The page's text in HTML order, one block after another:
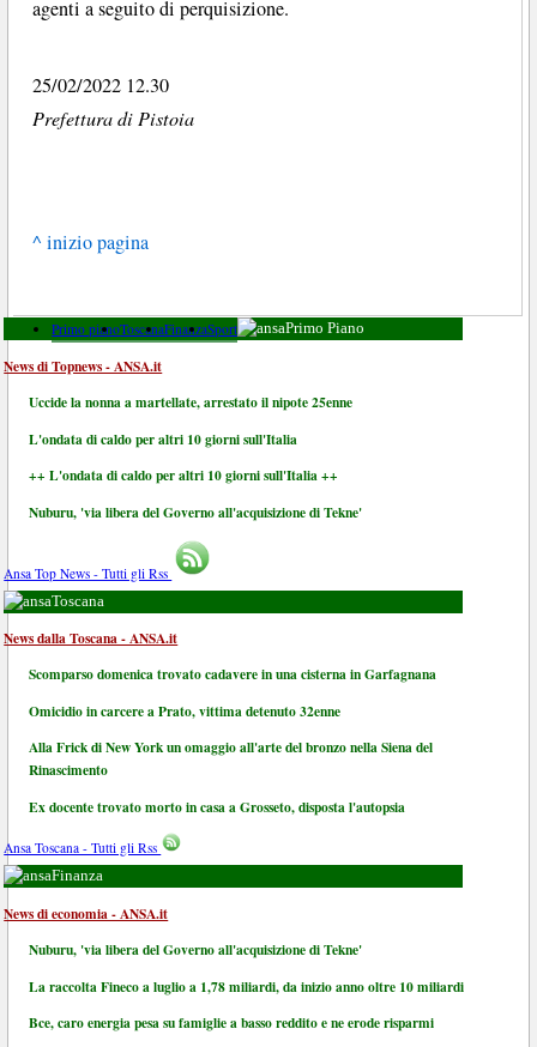
agenti a seguito di perquisizione.
25/02/2022 12.30
Prefettura di Pistoia
^ inizio pagina
Primo pianoToscanaFinanzaSport Primo Piano
News di Topnews - ANSA.it
Uccide la nonna a martellate, arrestato il nipote 25enne
L'ondata di caldo per altri 10 giorni sull'Italia
++ L'ondata di caldo per altri 10 giorni sull'Italia ++
Nuburu, 'via libera del Governo all'acquisizione di Tekne'
Ansa Top News - Tutti gli Rss
Toscana
News dalla Toscana - ANSA.it
Scomparso domenica trovato cadavere in una cisterna in Garfagnana
Omicidio in carcere a Prato, vittima detenuto 32enne
Alla Frick di New York un omaggio all'arte del bronzo nella Siena del
Rinascimento
Ex docente trovato morto in casa a Grosseto, disposta l'autopsia
Ansa Toscana - Tutti gli Rss
Finanza
News di economia - ANSA.it
Nuburu, 'via libera del Governo all'acquisizione di Tekne'
La raccolta Fineco a luglio a 1,78 miliardi, da inizio anno oltre 10 miliardi
Bce, caro energia pesa su famiglie a basso reddito e ne erode risparmi